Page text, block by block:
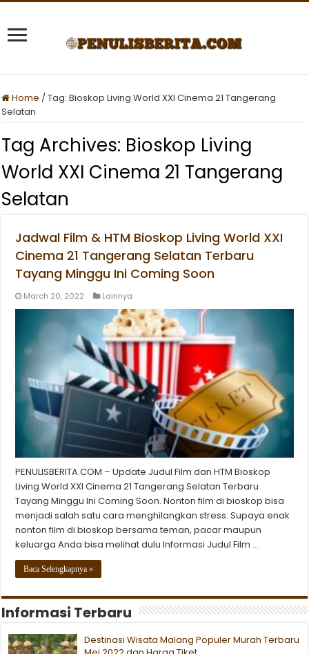
Home /Tag:Bioskop Living World XXI Cinema 21 Tangerang
Selatan
Tag Archives: Bioskop Living
World XXI Cinema 21 Tangerang
Selatan
Jadwal Film & HTM Bioskop Living World XXI
Cinema 21 Tangerang Selatan Terbaru
Tayang Minggu Ini Coming Soon
March 20, 2022 Lainnya
PENULISBERITA.COM – Update Judul Film dan HTM Bioskop
Living World XXI Cinema 21 Tangerang Selatan Terbaru
Tayang Minggu Ini Coming Soon. Nonton film di bioskop bisa
menjadi salah satu cara menghilangkan stress. Supaya enak
nonton film di bioskop bersama teman, pacar maupun
keluarga Anda bisa melihat dulu Informasi Judul Film …
Baca Selengkapnya »
Informasi Terbaru
Destinasi Wisata Malang Populer Murah Terbaru